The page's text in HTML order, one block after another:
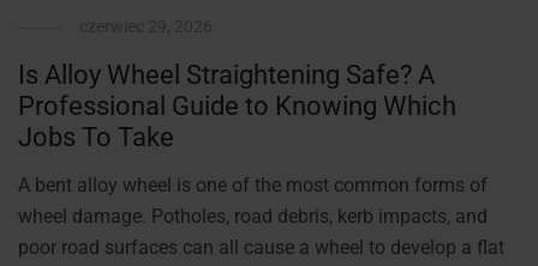
Is Alloy Wheel Straightening Safe? A
Professional Guide to Knowing Which
Jobs To Take
A bent alloy wheel is one of the most common forms of
wheel damage. Potholes, road debris, kerb impacts, and
poor road surfaces can all cause a wheel to develop a flat